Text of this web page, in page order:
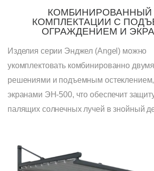
КОМБИНИРОВАННЫЙ
КОМПЛЕКТАЦИИ С
ОГРАЖДЕНИЕМ И
Изделия серии Энджел (Angel) можно
укомплектовать комбинированно
решениями и подъемным
экранами ЭН-500, что обеспечит
палящих солнечных лучей в знойный